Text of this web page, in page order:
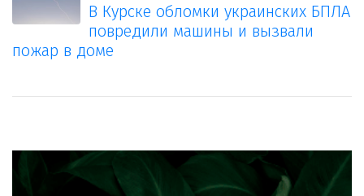
В Курске обломки украинских БПЛА
повредили машины и вызвали
пожар в доме